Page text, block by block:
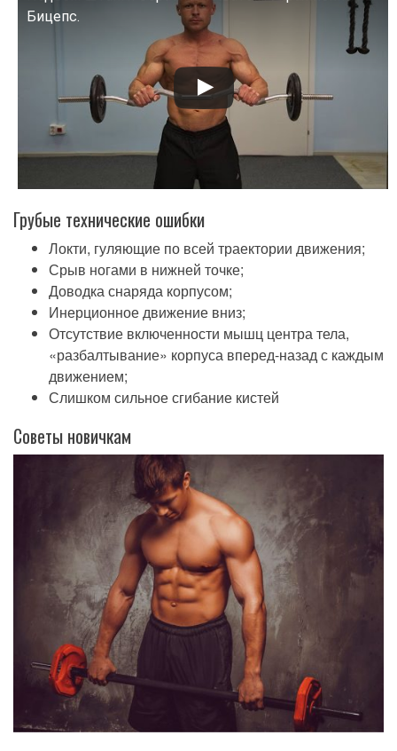
Бицепс.
Смотрите это видео на YouTube
Грубые технические ошибки
Локти, гуляющие по всей траектории движения;
Срыв ногами в нижней точке;
Доводка снаряда корпусом;
Инерционное движение вниз;
Отсутствие включенности мышц центра тела,
«разбалтывание» корпуса вперед-назад с каждым
движением;
Слишком сильное сгибание кистей
Советы новичкам